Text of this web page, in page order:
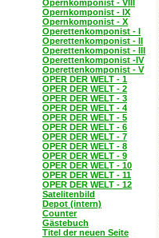
Opernkomponist - VIII
Opernkomponist - IX
Opernkomponist - X
Operettenkomponist - I
Operettenkomponist - II
Operettenkomponist - III
Operettenkomponist -IV
Operettenkomponist - V
OPER DER WELT - 1
OPER DER WELT - 2
OPER DER WELT - 3
OPER DER WELT - 4
OPER DER WELT - 5
OPER DER WELT - 6
OPER DER WELT - 7
OPER DER WELT - 8
OPER DER WELT - 9
OPER DER WELT - 10
OPER DER WELT - 11
OPER DER WELT - 12
Satelitenbild
Depot (intern)
Counter
Gästebuch
Titel der neuen Seite